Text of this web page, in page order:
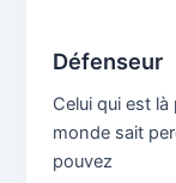
Défenseur
Celui qui est
monde sait
pouvez